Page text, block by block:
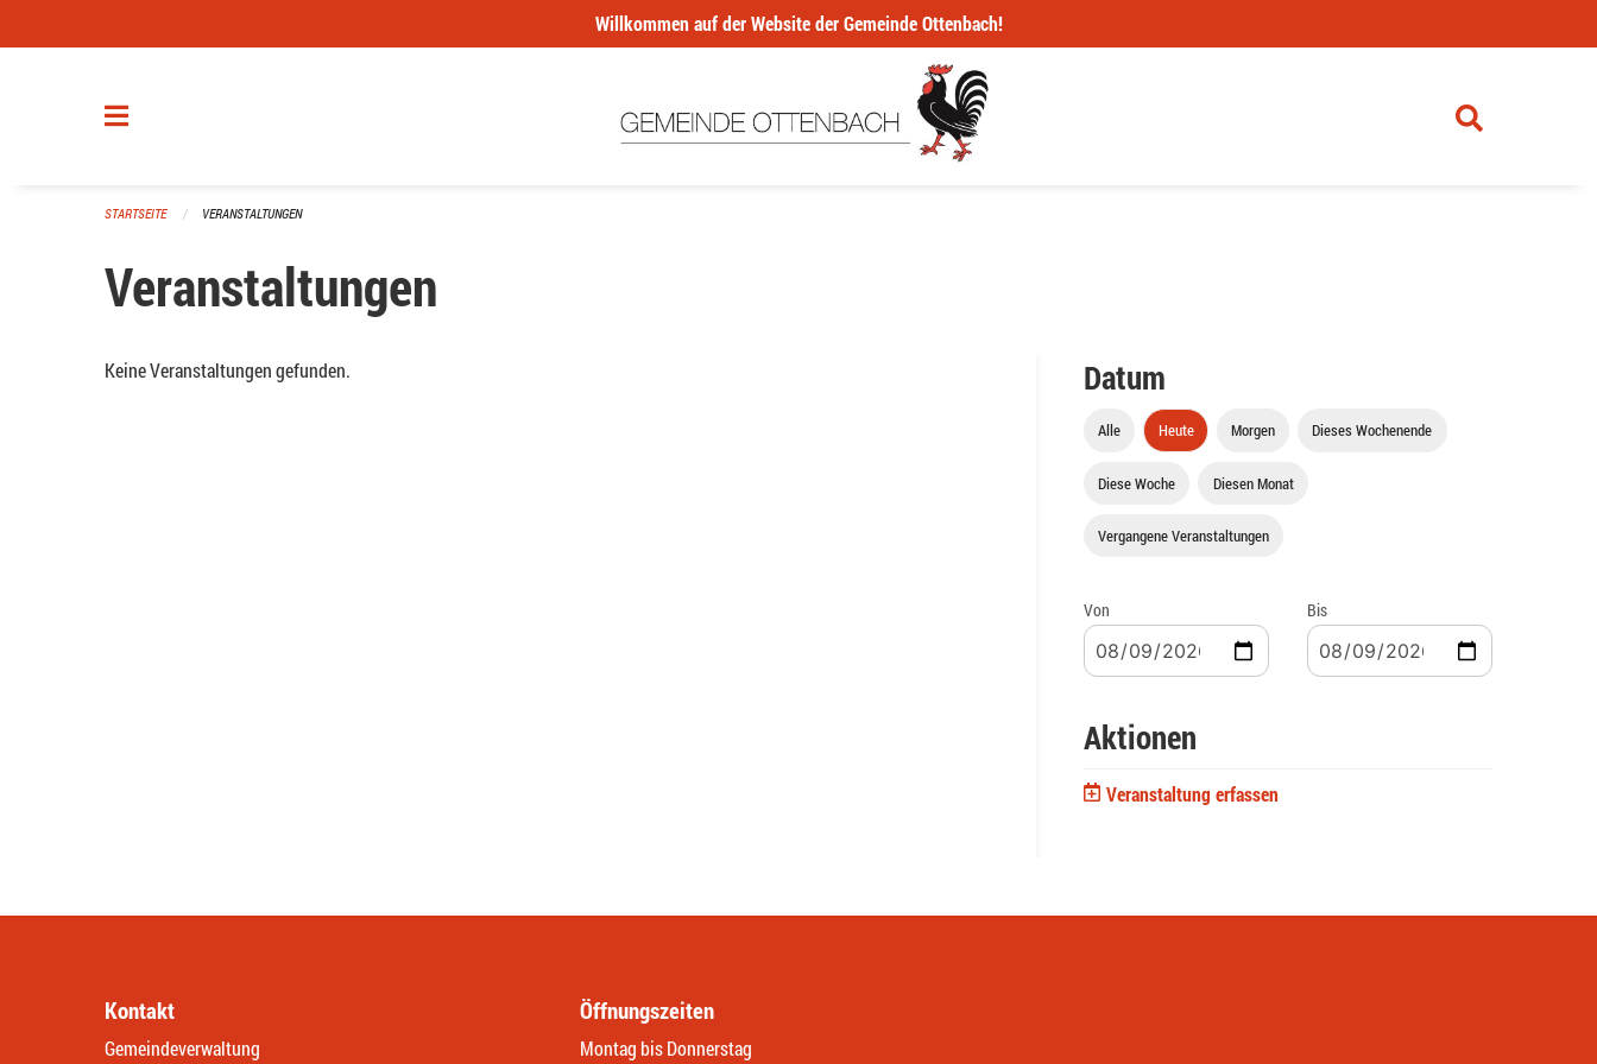
Willkommen auf der Website der Gemeinde Ottenbach!
STARTSEITE VERANSTALTUNGEN
Veranstaltungen
Keine Veranstaltungen gefunden. Datum
Alle Heute Morgen Dieses Wochenende
Diese Woche Diesen Monat
Vergangene Veranstaltungen
Von Bis
Aktionen
Veranstaltung erfassen
Kontakt
Gemeindeverwaltung
Öffnungszeiten
Montag bis Donnerstag